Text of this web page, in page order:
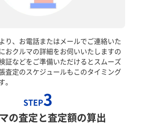
り、お電話またはメールでご連絡いた
おクルマの詳細をお伺いいたしますの
証などをご準備いただけるとスムーズ
査定のスケジュールもこのタイミング
STEP3
の査定と査定額の算出